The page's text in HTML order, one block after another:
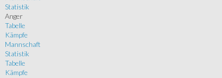
Statistik
Anger
Tabelle
Kämpfe
Mannschaft
Statistik
Tabelle
Kämpfe